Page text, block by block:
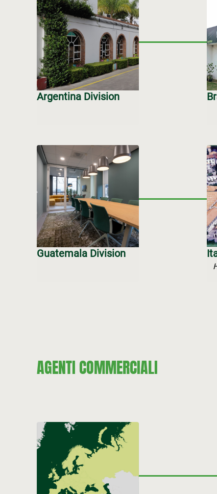
Argentina Division
Guatemala Division
AGENTI COMMERCIALI